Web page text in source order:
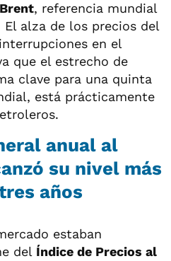
, referencia mundial
alza de los precios del
en el
que el estrecho de
clave para una quinta
está prácticamente
anual al
su nivel más
años
estaban
del Índice de Precios al